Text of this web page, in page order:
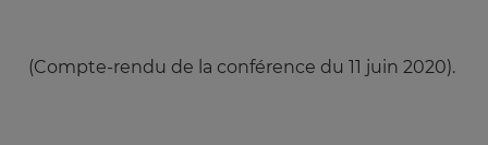
(Compte-rendu de la conférence du 11 juin 2020).